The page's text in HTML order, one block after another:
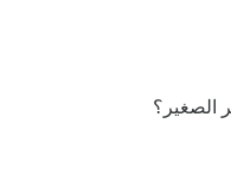
الصغير؟